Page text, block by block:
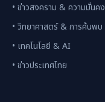
• ข่าวสงคราม & ความมั่นคง
• วิทยาศาสตร์ & การค้นพบ
• เทคโนโลยี & AI
• ข่าวประเทศไทย